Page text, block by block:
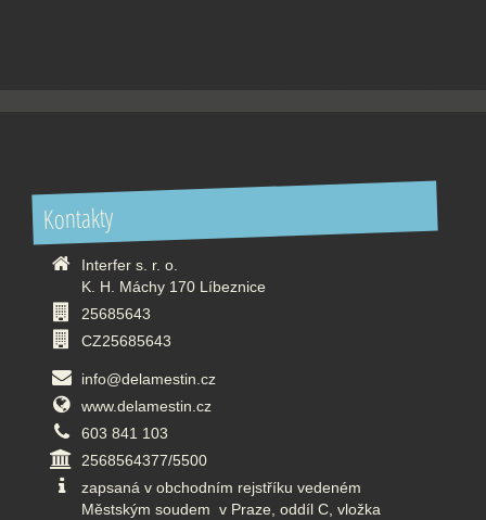
Kontakty
Interfer s. r. o.
K. H. Máchy 170 Líbeznice
25685643
CZ25685643
info@delamestin.cz
www.delamestin.cz
603 841 103
2568564377/5500
zapsaná v obchodním rejstříku vedeném
Městským soudem v Praze, oddíl C, vložka